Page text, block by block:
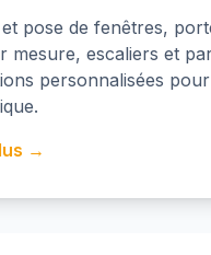
pose de fenêtres,
mesure, escaliers et
personnalisées
→